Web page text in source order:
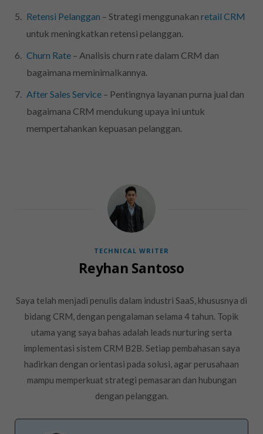
Retensi Pelanggan – Strategi menggunakan retail CRM
untuk meningkatkan retensi pelanggan.
Churn Rate – Analisis churn rate dalam CRM dan
bagaimana meminimalkannya.
After Sales Service – Pentingnya layanan purna jual dan
bagaimana CRM mendukung upaya ini untuk
mempertahankan kepuasan pelanggan.
TECHNICAL WRITER
Reyhan Santoso
Saya telah menjadi penulis dalam industri SaaS, khususnya di
bidang CRM, dengan pengalaman selama 4 tahun. Topik
utama yang saya bahas adalah leads nurturing serta
implementasi sistem CRM B2B. Setiap pembahasan saya
hadirkan dengan orientasi pada solusi, agar perusahaan
mampu memperkuat strategi pemasaran dan hubungan
dengan pelanggan.